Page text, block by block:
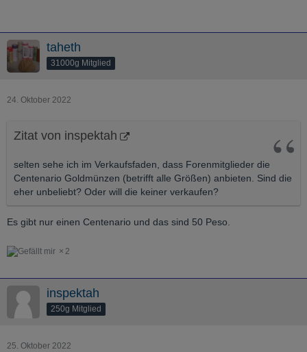
taheth
31000g Mitglied
24. Oktober 2022
Zitat von inspektah
selten sehe ich im Verkaufsfaden, dass Forenmitglieder die
Centenario Goldmünzen (betrifft alle Größen) anbieten. Sind die
eher unbeliebt? Oder will die keiner verkaufen?
Es gibt nur einen Centenario und das sind 50 Peso.
2
inspektah
250g Mitglied
25. Oktober 2022